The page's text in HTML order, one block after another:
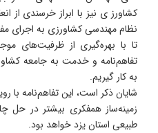
کشاورز ی نیز با ابراز خرسندی از
نظام مهندسی کشاورزی به اجرای
تا با بهره‌گیری از ظرفیت‌های
تفاهم‌نامه و خدمت به جامعه
به کار گیریم.
شایان ذکر است، این تفاهم‌نامه با
زمینه‌ساز همفکری بیشتر در
طبیعی استان یزد خواهد بود.